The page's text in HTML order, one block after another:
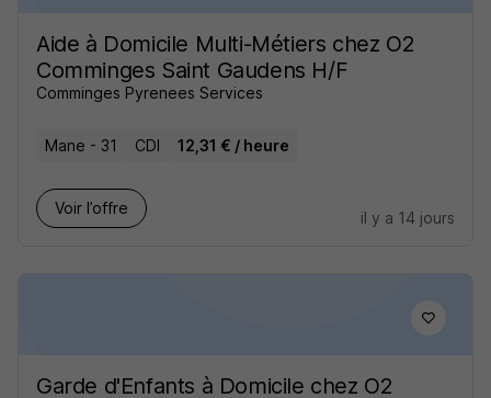
Aide à Domicile Multi-Métiers chez O2
Comminges Saint Gaudens H/F
Comminges Pyrenees Services
Mane - 31 CDI 12,31 € / heure
Voir l’offre
il y a 14 jours
Garde d'Enfants à Domicile chez O2